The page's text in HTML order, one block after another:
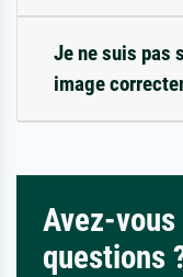
Je ne suis pas
image
Avez-vous
questions